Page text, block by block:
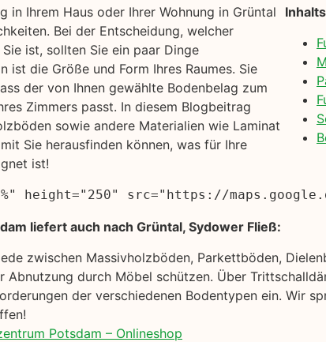
in Ihrem Haus oder Ihrer Wohnung in Grüntal
Bei der Entscheidung, welcher
ist, sollten Sie ein paar Dinge
ist die Größe und Form Ihres Raumes. Sie
der von Ihnen gewählte Bodenbelag zum
Zimmers passt. In diesem Blogbeitrag
sowie andere Materialien wie Laminat
Sie herausfinden können, was für Ihre
ist!
height="250" src="https://
liefert auch nach Grüntal, Sydower Fließ:
zwischen Massivholzböden, Parkettböden,
Abnutzung durch Möbel schützen. Über
der verschiedenen Bodentypen ein. Wir
Potsdam – Onlineshop